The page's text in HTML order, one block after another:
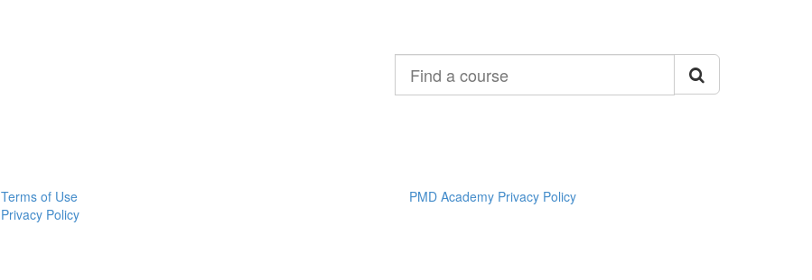
course
Terms of Use
Privacy Policy
PMD Academy Privacy Policy